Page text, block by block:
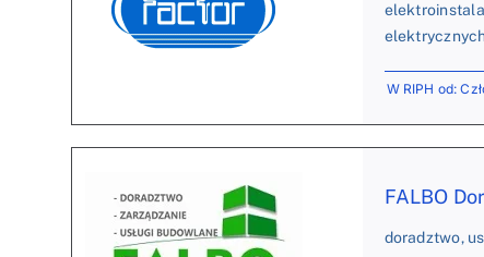
W RIPH od:
FALBO
doradztwo,